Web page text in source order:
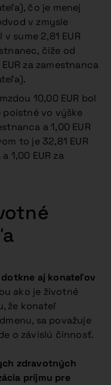
čo je menej
v zmysle
sume 2,81 EUR
čiže od
za zamestnanca
10,00 EUR bol
vo výške
a 1,00 EUR
to je 32,81 EUR
1,00 EUR za
dotkne aj konateľov
ako je životné
že konateľ
sa považuje
o závislú činnosť.
zdravotných
príjmu pre